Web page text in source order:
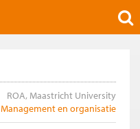
ROA, Maastricht University
Management en organisatie